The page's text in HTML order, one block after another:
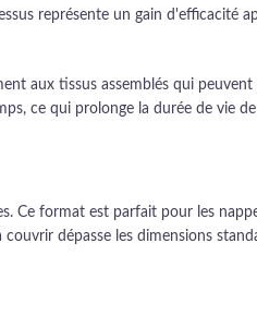
représente un gain d'efficacité
aux tissus assemblés qui
ce qui prolonge la durée de vie
Ce format est parfait pour les
dépasse les dimensions